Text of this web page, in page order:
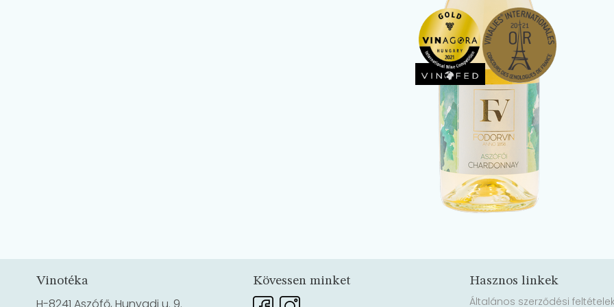
Vinotéka
H-8241 Aszófő, Hunyadi u. 9.
Kövessen minket
Hasznos linkek
Általános szerződési